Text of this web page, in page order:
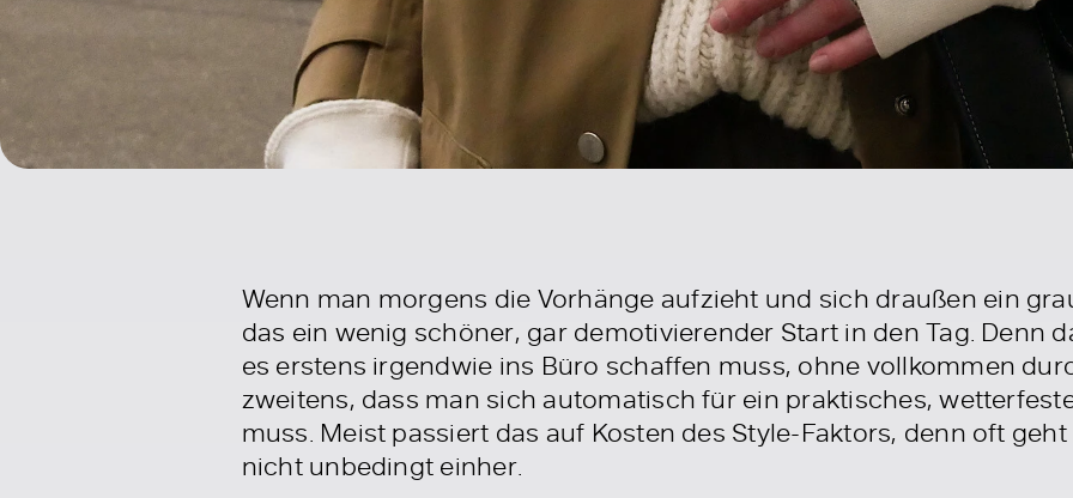
Wenn man morgens die Vorhänge aufzieht und sich draußen ein
das ein wenig schöner, gar demotivierender Start in den Tag. Denn
es erstens irgendwie ins Büro schaffen muss, ohne vollkommen
zweitens, dass man sich automatisch für ein praktisches,
muss. Meist passiert das auf Kosten des Style-Faktors, denn oft
nicht unbedingt einher.